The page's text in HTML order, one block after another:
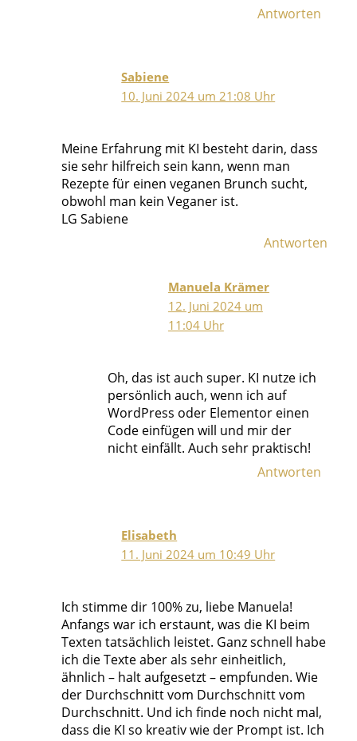
Antworten
Sabiene
10. Juni 2024 um 21:08 Uhr
Meine Erfahrung mit KI besteht darin, dass
sie sehr hilfreich sein kann, wenn man
Rezepte für einen veganen Brunch sucht,
obwohl man kein Veganer ist.
LG Sabiene
Antworten
Manuela Krämer
12. Juni 2024 um
11:04 Uhr
Oh, das ist auch super. KI nutze ich
persönlich auch, wenn ich auf
WordPress oder Elementor einen
Code einfügen will und mir der
nicht einfällt. Auch sehr praktisch!
Antworten
Elisabeth
11. Juni 2024 um 10:49 Uhr
Ich stimme dir 100% zu, liebe Manuela!
Anfangs war ich erstaunt, was die KI beim
Texten tatsächlich leistet. Ganz schnell habe
ich die Texte aber als sehr einheitlich,
ähnlich – halt aufgesetzt – empfunden. Wie
der Durchschnitt vom Durchschnitt vom
Durchschnitt. Und ich finde noch nicht mal,
dass die KI so kreativ wie der Prompt ist. Ich